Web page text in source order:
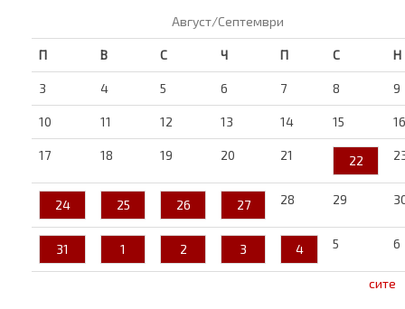
Август/Септември
П В С Ч П С Н
3 4 5 6 7 8 9
10 11 12 13 14 15 16
17 18 19 20 21 22
24 25 26 27 28 29
31 1 2 3 4 5 6
сите